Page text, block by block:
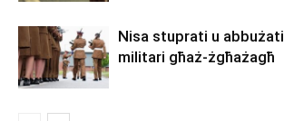
Nisa stuprati u
militari għaż-żgħażagħ